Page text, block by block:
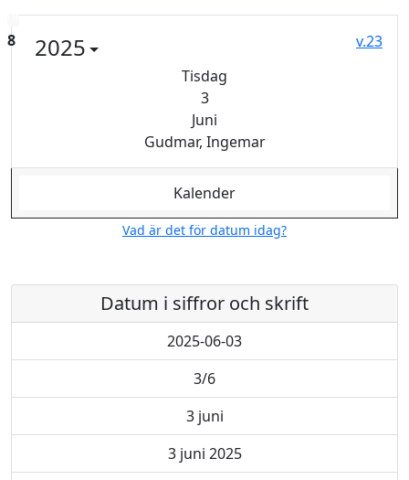
8 2025
v.23
Tisdag
3
Juni
Gudmar, Ingemar
Kalender
Vad är det för datum idag?
Datum i siffror och skrift
2025-06-03
3/6
3 juni
3 juni 2025